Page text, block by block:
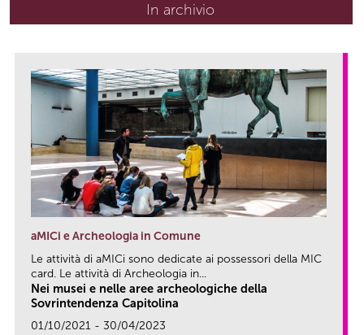
In archivio
aMICi e Archeologia in Comune
Le attività di aMICi sono dedicate ai possessori della MIC
card. Le attività di Archeologia in...
Nei musei e nelle aree archeologiche della
Sovrintendenza Capitolina
01/10/2021 - 30/04/2023